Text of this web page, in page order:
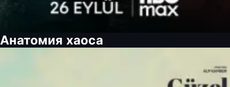
Анатомия хаоса